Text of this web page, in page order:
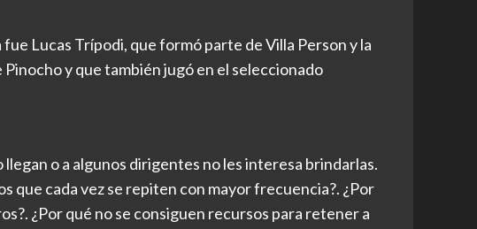
Lucas Trípodi, que formó parte de Villa Person y la
y que también jugó en el seleccionado
o a algunos dirigentes no les interesa brindarlas.
que cada vez se repiten con mayor frecuencia?. ¿Por
¿Por qué no se consiguen recursos para retener a